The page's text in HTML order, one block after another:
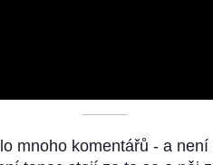
––––––––––
mnoho komentářů - a